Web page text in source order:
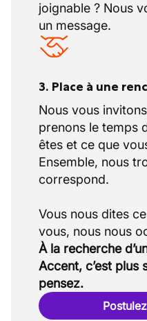
joignable ? Nous
un message.
3. Place à une
Nous vous
prenons le temps
êtes et ce que
Ensemble, nous
correspond.
Vous nous dites
À la recherche
Accent, c’est plus
pensez.